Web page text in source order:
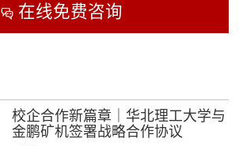
在线免费咨询
校企合作新篇章｜华北理工大学与
金鹏矿机签署战略合作协议